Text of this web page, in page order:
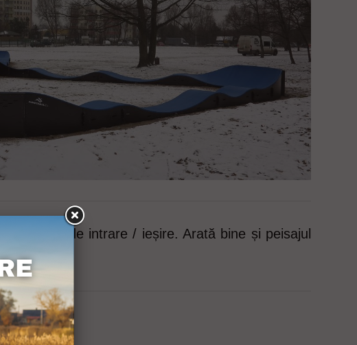
module de intrare / ieșire. Arată bine și peisajul